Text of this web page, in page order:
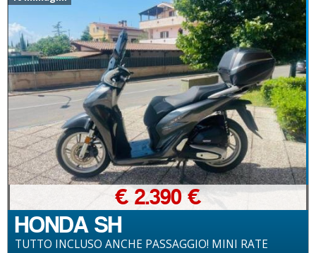
HONDA SH
TUTTO INCLUSO ANCHE PASSAGGIO! MINI RATE
€ 2.390 €